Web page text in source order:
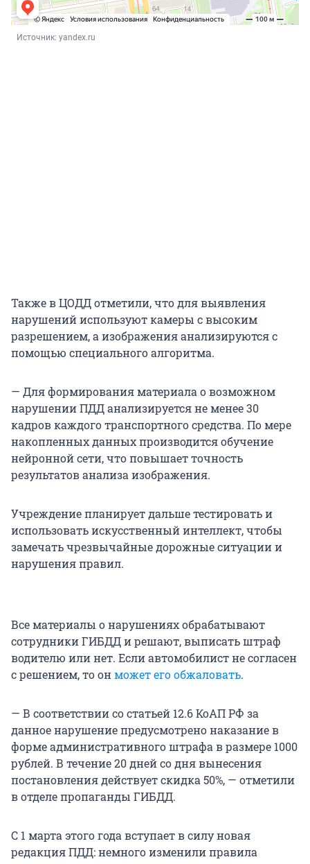
Источник: yandex.ru
Также в ЦОДД отметили, что для выявления
нарушений используют камеры с высоким
разрешением, а изображения анализируются с
помощью специального алгоритма.
— Для формирования материала о возможном
нарушении ПДД анализируется не менее 30
кадров каждого транспортного средства. По мере
накопленных данных производится обучение
нейронной сети, что повышает точность
результатов анализа изображения.
Учреждение планирует дальше тестировать и
использовать искусственный интеллект, чтобы
замечать чрезвычайные дорожные ситуации и
нарушения правил.
Все материалы о нарушениях обрабатывают
сотрудники ГИБДД и решают, выписать штраф
водителю или нет. Если автомобилист не согласен
с решением, то онможет его обжаловать.
— В соответствии со статьей 12.6 КоАП РФ за
данное нарушение предусмотрено наказание в
форме административного штрафа в размере 1000
рублей. В течение 20 дней со дня вынесения
постановления действует скидка 50%, — отметили
в отделе пропаганды ГИБДД.
С 1 марта этого года вступает в силу новая
редакция ПДД: немного изменили правила